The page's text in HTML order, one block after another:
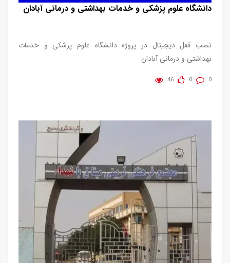
دانشگاه علوم پزشکی و خدمات بهداشتی و درمانی آبادان
نصب قفل دیجیتال در پروژه دانشگاه علوم پزشکی و خدمات
بهداشتی و درمانی آبادان
46 0 0